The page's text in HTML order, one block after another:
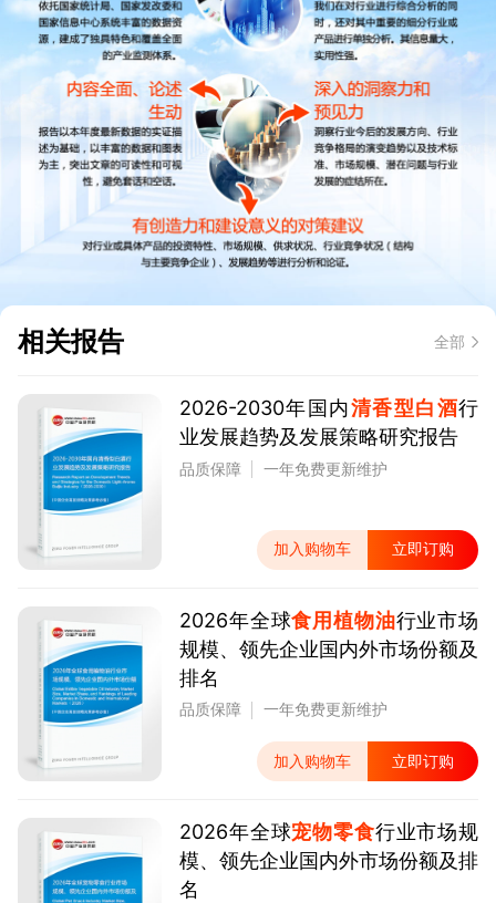
相关报告 全部
2026-2030年国内清香型白酒行
业发展趋势及发展策略研究报告
品质保障 一年免费更新维护
加入购物车 立即订购
2026年全球食用植物油行业市场
规模、领先企业国内外市场份额及
排名
品质保障 一年免费更新维护
加入购物车 立即订购
2026年全球宠物零食行业市场规
模、领先企业国内外市场份额及排
名